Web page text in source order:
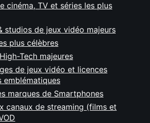
cinéma, TV et séries les plus
studios de jeux vidéo majeurs
plus célèbres
Tech majeures
de jeux vidéo et licences
emblématiques
marques de Smartphones
canaux de streaming (films et